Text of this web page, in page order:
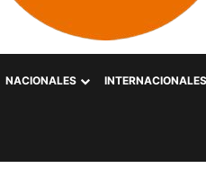
NACIONALES INTERNACIONALES
por